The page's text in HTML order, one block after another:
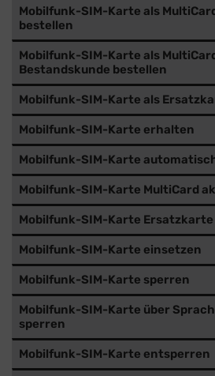
Mobilfunk-SIM-Karte als
bestellen
Mobilfunk-SIM-Karte als
Bestandskunde bestellen
Mobilfunk-SIM-Karte als
Mobilfunk-SIM-Karte erhalten
Mobilfunk-SIM-Karte
Mobilfunk-SIM-Karte MultiCard
Mobilfunk-SIM-Karte
Mobilfunk-SIM-Karte einsetzen
Mobilfunk-SIM-Karte sperren
Mobilfunk-SIM-Karte über
sperren
Mobilfunk-SIM-Karte entsperren